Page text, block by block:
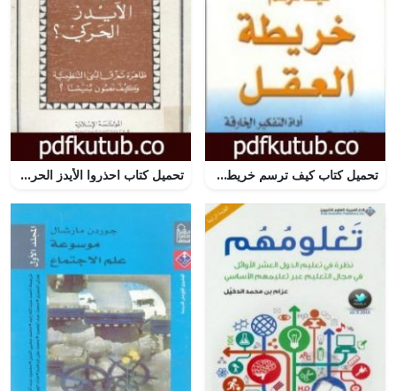
تحميل كتاب كيف ترسم خريطة العقل PDF تأليف توني بوزان مجانا [كامل] تحميل كتاب احذروا الأيدز الحركي PDF تأليف فتحي يكن مجانا [كامل]